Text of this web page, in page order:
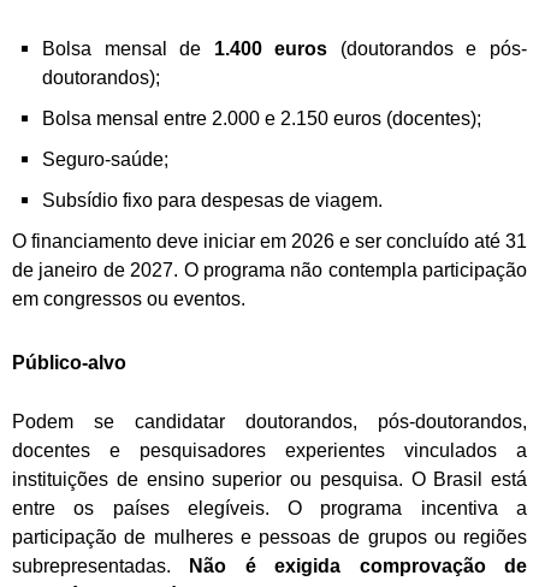
Bolsa mensal de 1.400 euros (doutorandos e pós-
doutorandos);
Bolsa mensal entre 2.000 e 2.150 euros (docentes);
Seguro-saúde;
Subsídio fixo para despesas de viagem.
O financiamento deve iniciar em 2026 e ser concluído até 31
de janeiro de 2027. O programa não contempla participação
em congressos ou eventos.
Público-alvo
Podem se candidatar doutorandos, pós-doutorandos,
docentes e pesquisadores experientes vinculados a
instituições de ensino superior ou pesquisa. O Brasil está
entre os países elegíveis. O programa incentiva a
participação de mulheres e pessoas de grupos ou regiões
subrepresentadas.
Não é exigida comprovação de